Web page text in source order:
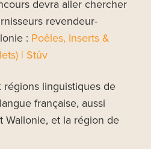
devra aller chercher
revendeur-
: Poêles, Inserts &
| Stûv
linguistiques de
française, aussi
Wallonie, et la région de